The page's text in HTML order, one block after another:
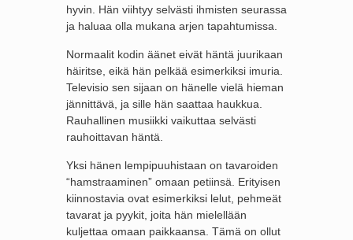
hyvin. Hän viihtyy selvästi ihmisten seurassa
ja haluaa olla mukana arjen tapahtumissa.
Normaalit kodin äänet eivät häntä juurikaan
häiritse, eikä hän pelkää esimerkiksi imuria.
Televisio sen sijaan on hänelle vielä hieman
jännittävä, ja sille hän saattaa haukkua.
Rauhallinen musiikki vaikuttaa selvästi
rauhoittavan häntä.
Yksi hänen lempipuuhistaan on tavaroiden
“hamstraaminen” omaan petiinsä. Erityisen
kiinnostavia ovat esimerkiksi lelut, pehmeät
tavarat ja pyykit, joita hän mielellään
kuljettaa omaan paikkaansa. Tämä on ollut